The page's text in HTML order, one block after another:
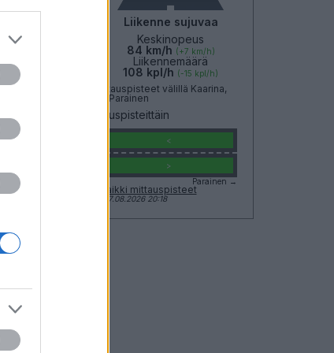
Keskinopeus
Liikennemäärä
kpl/h
Liikenne sujuvaa
Keskinopeus
84 km/h (+7 km/h)
Liikennemäärä
108 kpl/h (-15 kpl/h)
huomioitu mittauspisteet välillä Kaarina,
Kuusisto - Parainen
Liikenne mittauspisteittäin
Kuusisto
<
>
Parainen →
Näytä Seututie 180 kaikki mittauspisteet
Tiedot päivitetty 07.08.2026 20:18
Suikkila